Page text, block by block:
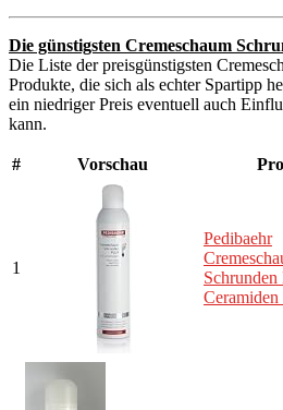
Die günstigsten Cremeschaum
Die Liste der preisgünstigsten
Produkte, die sich als echter Spartipp
ein niedriger Preis eventuell auch
kann.
# Vorschau
1
Pedibaehr
Ceramiden